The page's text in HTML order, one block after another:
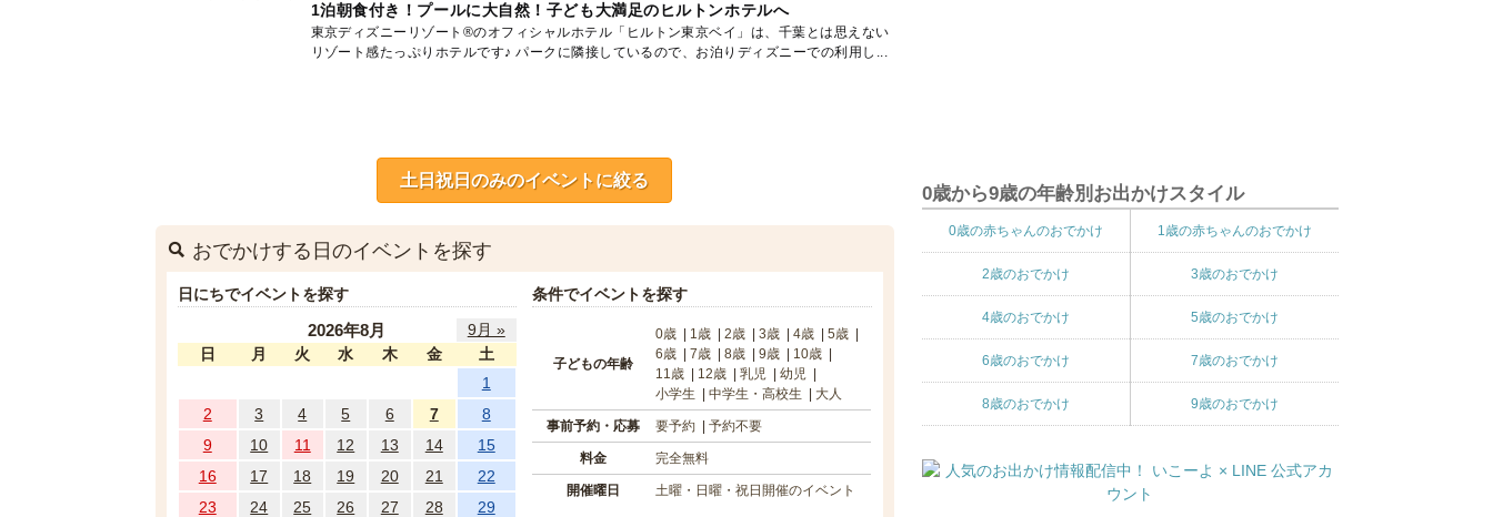
1泊朝食付き！プールに大自然！子ども大満足のヒルトンホテルへ
東京ディズニーリゾート®のオフィシャルホテル「ヒルトン東京ベイ」は、千葉とは思えない
リゾート感たっぷりホテルです♪ パークに隣接しているので、お泊りディズニーでの利用し...
土日祝日のみのイベントに絞る
おでかけする日のイベントを探す
日にちでイベントを探す
2026年8月
9月 »
日
月 火 水 木 金
土
1
2
3 4 5 6 7
8
9
10 11 12 13 14
15
16
17 18 19 20 21
22
23
24 25 26 27 28
29
条件でイベントを探す
子どもの年齢
0歳 1歳 2歳 3歳 4歳
5歳
6歳
7歳 8歳 9歳
10歳
11歳
12歳 乳児
幼児
小学生
中学生・高校生 大人
事前予約・応募 要予約 予約不要
料金 完全無料
開催曜日 土曜・日曜・祝日開催のイベント
0歳から9歳の年齢別お出かけスタイル
0歳の赤ちゃんのおでかけ 1歳の赤ちゃんのおでかけ
2歳のおでかけ 3歳のおでかけ
4歳のおでかけ 5歳のおでかけ
6歳のおでかけ 7歳のおでかけ
8歳のおでかけ 9歳のおでかけ